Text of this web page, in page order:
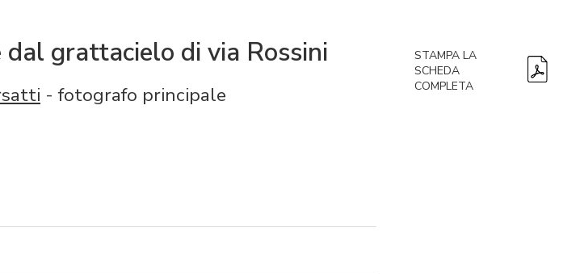
dal grattacielo di via Rossini
- fotografo principale
STAMPA LA
SCHEDA
COMPLETA